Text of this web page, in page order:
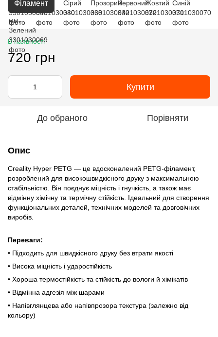
Філамент
В наявності
720 грн
Купити
До обраного Порівняти
Опис
Creality Hyper PETG — це вдосконалений PETG-філамент,
розроблений для високошвидкісного друку з максимальною
стабільністю. Він поєднує міцність і гнучкість, а також має
відмінну хімічну та термічну стійкість. Ідеальний для створення
функціональних деталей, технічних моделей та довговічних
виробів.
Переваги:
• Підходить для швидкісного друку без втрати якості
• Висока міцність і ударостійкість
• Хороша термостійкість та стійкість до вологи й хімікатів
• Відмінна адгезія між шарами
• Напівглянцева або напівпрозора текстура (залежно від
кольору)